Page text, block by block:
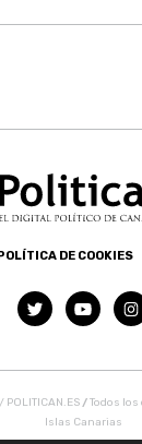
POLÍTICA DE COOKIES
/Todos
Islas Canarias